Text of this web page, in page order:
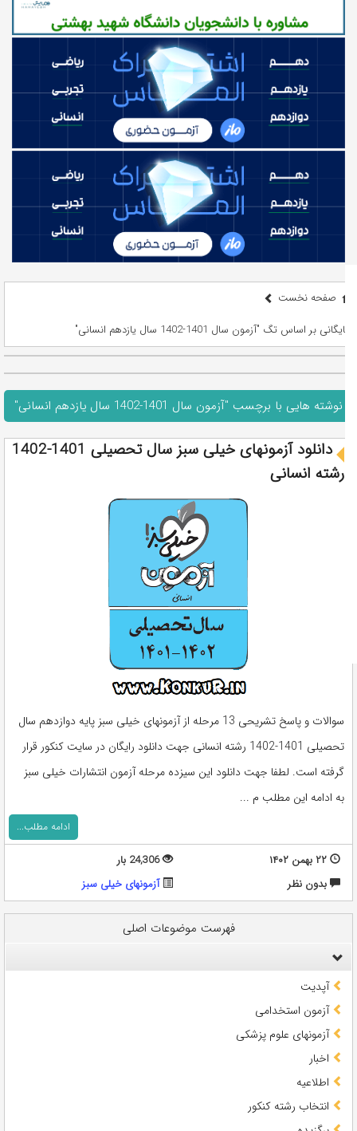
صفحه نخست
بایگانی بر اساس تگ "آزمون سال 1401-1402 سال یازدهم انسانی"
نوشته هایی با برچسب "آزمون سال 1401-1402 سال یازدهم انسانی"
دانلود آزمونهای خیلی سبز سال تحصیلی 1401-1402
رشته انسانی
سوالات و پاسخ تشریحی 13 مرحله از آزمونهای خیلی سبز پایه دوازدهم سال
تحصیلی 1401-1402 رشته انسانی جهت دانلود رایگان در سایت کنکور قرار
گرفته است. لطفا جهت دانلود این سیزده مرحله آزمون انتشارات خیلی سبز
به ادامه این مطلب م ...
ادامه مطلب...
۲۲ بهمن ۱۴۰۲
24,306 بار
بدون نظر
آزمونهای خیلی سبز
فهرست موضوعات اصلی
آپدیت
آزمون استخدامی
آزمونهای علوم پزشکی
اخبار
اطلاعیه
انتخاب رشته کنکور